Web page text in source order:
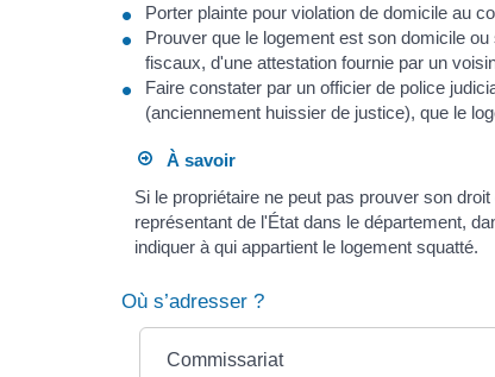
Porter plainte pour violation de domicile au
Prouver que le logement est son domicile
fiscaux, d'une attestation fournie par un
Faire constater par un officier de police
(anciennement huissier de justice), que le
À savoir
Si le propriétaire ne peut pas prouver son
représentant de l'État dans le département,
indiquer à qui appartient le logement squatté.
Où s’adresser ?
Commissariat